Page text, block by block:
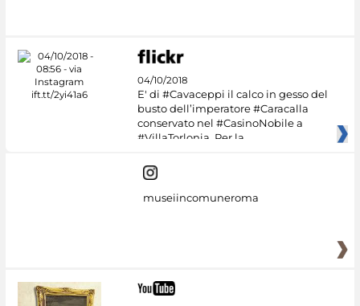
04/10/2018
E' di #Cavaceppi il calco in gesso del
busto dell’imperatore #Caracalla
conservato nel #CasinoNobile a
#VillaTorlonia. Per la
museiincomuneroma